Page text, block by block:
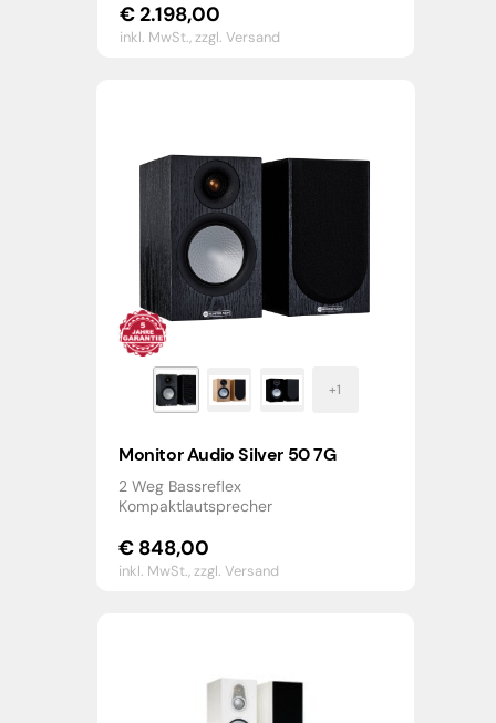
€2.198,00
inkl. MwSt.,zzgl. Versand
Monitor Audio Silver 50 7G
2 Weg Bassreflex
Kompaktlautsprecher
€ 848,00
inkl. MwSt.,zzgl. Versand